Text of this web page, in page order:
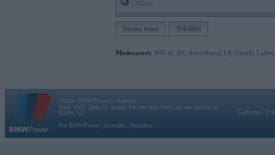
Jauna tēma Atbildēt
Moderatori: 968-jk AV AiwaShuraLLP, GirtzB Lafter
Vortāls BMWPower.lv darbojas
kopš 2002. gada 14. maija. Tas nav auto klubs un nav saistīts ar
BMW AG.
Par BMWPower
Kontakti Reklāma
Galvena